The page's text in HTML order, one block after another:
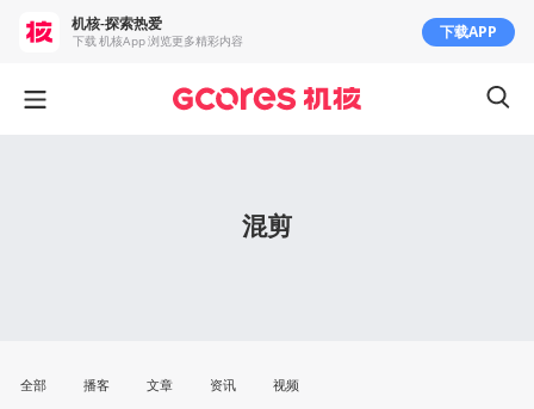
混剪
全部 播客 文章 资讯 视频
机核-探索热爱
下载 机核App 浏览更多精彩内容 下载APP